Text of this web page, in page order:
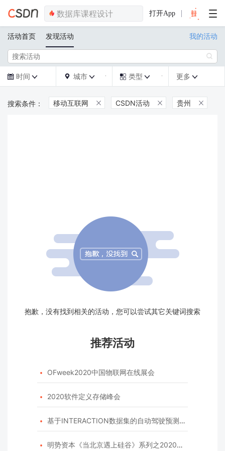
打开App
活动首页 发现活动 我的活动

 时间   城市   类型  更多 
移动互联网  CSDN活动  贵州 
抱歉，没有找到相关的活动，您可以尝试其它关键词搜索
推荐活动
 OFweek2020中国物联网在线展会
 2020软件定义存储峰会
 基于INTERACTION数据集的自动驾驶预测模型挑战赛
 明势资本《当北京遇上硅谷》系列之2020年度开源峰会